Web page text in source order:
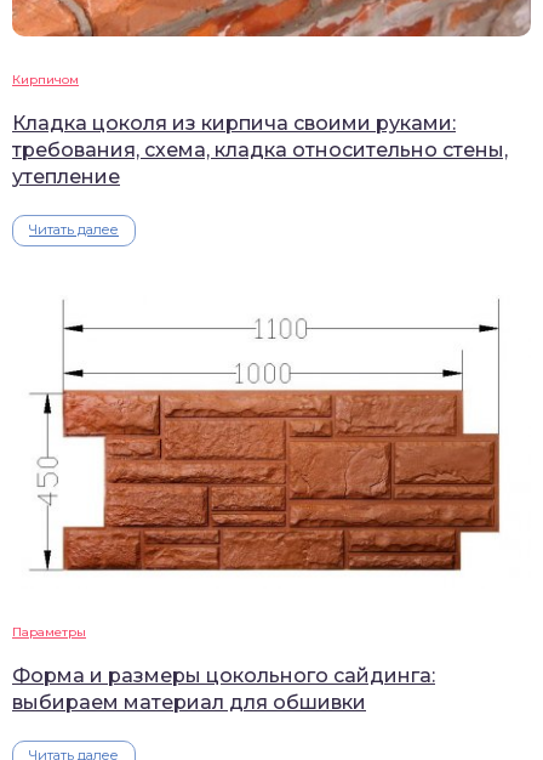
Кирпичом
Кладка цоколя из кирпича своими руками:
требования, схема, кладка относительно стены,
утепление
Читать далее
Параметры
Форма и размеры цокольного сайдинга:
выбираем материал для обшивки
Читать далее